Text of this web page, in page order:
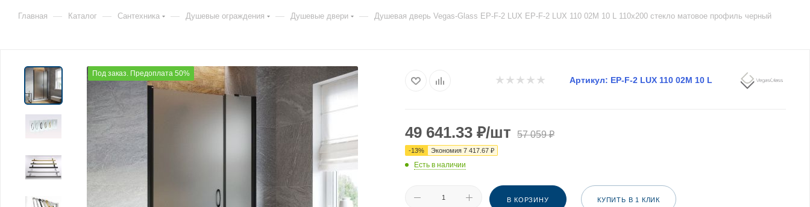
Главная — Каталог — Сантехника — Душевые ограждения — Душевые двери — Душевая дверь Vegas-Glass EP-F-2 LUX EP-F-2 LUX 110 02М 10 L 110х200 стекло матовое профиль черный
Под заказ. Предоплата 50%
Артикул: EP-F-2 LUX 110 02М 10 L
49 641.33 ₽/шт 57 059₽
-13% Экономия 7 417.67 ₽
Есть в наличии
В КОРЗИНУ КУПИТЬ В 1 КЛИК